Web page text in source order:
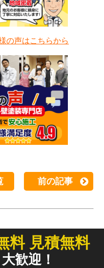
の声はこちらから
前の記事
料 見積無料
歓迎！